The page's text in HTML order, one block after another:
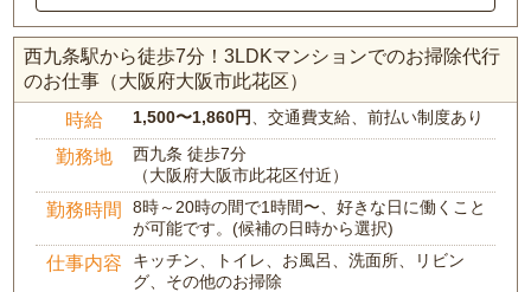
西九条駅から徒歩7分！3LDKマンションでのお掃除代行
のお仕事（大阪府大阪市此花区）
時給 1,500〜1,860円 、交通費支給、前払い制度あり
勤務地
西九条 徒歩7分
（大阪府大阪市此花区付近）
勤務時間
8時～20時の間で1時間〜、好きな日に働くこと
が可能です。(候補の日時から選択)
仕事内容
キッチン、トイレ、お風呂、洗面所、リビン
グ、その他のお掃除